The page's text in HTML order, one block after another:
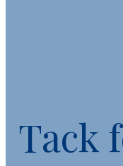
Tack